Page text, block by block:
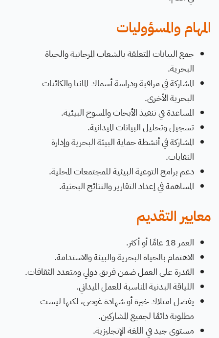
المهام والمسؤوليات
جمع البيانات المتعلقة بالشعاب المرجانية والحياة
البحرية.
المشاركة في مراقبة ودراسة أسماك المانتا والكائنات
البحرية الأخرى.
المساعدة في تنفيذ الأبحاث والمسوح البيئية.
تسجيل وتحليل البيانات الميدانية.
المشاركة في أنشطة حماية البيئة البحرية وإدارة
النفايات.
دعم برامج التوعية البيئية للمجتمعات المحلية.
المساهمة في إعداد التقارير والنتائج البحثية.
معايير التقديم
العمر 18 عامًا أو أكثر.
الاهتمام بالحياة البحرية والبيئة والاستدامة.
القدرة على العمل ضمن فريق دولي ومتعدد الثقافات.
اللياقة البدنية المناسبة للعمل الميداني.
يفضل امتلاك خبرة أو شهادة غوص، لكنها ليست
مطلوبة دائمًا لجميع المشاركين.
مستوى جيد في اللغة الإنجليزية.